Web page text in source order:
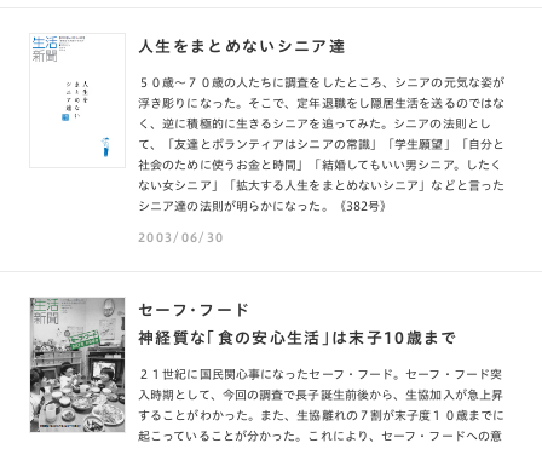
人生をまとめないシニア達
５０歳〜７０歳の人たちに調査をしたところ、シニアの元気な姿が
浮き彫りになった。そこで、定年退職をし隠居生活を送るのではな
く、逆に積極的に生きるシニアを追ってみた。シニアの法則とし
て、「友達とボランティアはシニアの常識」「学生願望」「自分と
社会のために使うお金と時間」「結婚してもいい男シニア。したく
ない女シニア」「拡大する人生をまとめないシニア」などと言った
シニア達の法則が明らかになった。《382号》
2003/06/30
セーフ・フード
神経質な「食の安心生活」は末子10歳まで
２１世紀に国民関心事になったセーフ・フード。セーフ・フード突
入時期として、今回の調査で長子誕生前後から、生協加入が急上昇
することがわかった。また、生協離れの７割が末子度１０歳までに
起こっていることが分かった。これにより、セーフ・フードへの意